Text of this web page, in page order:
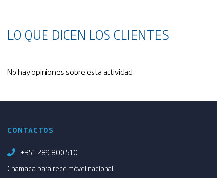
LO QUE DICEN LOS CLIENTES
No hay opiniones sobre esta actividad
CONTACTOS
+351 289 800 510
Chamada para rede móvel nacional